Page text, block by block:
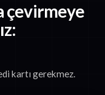
çevirmeye
kartı gerekmez.